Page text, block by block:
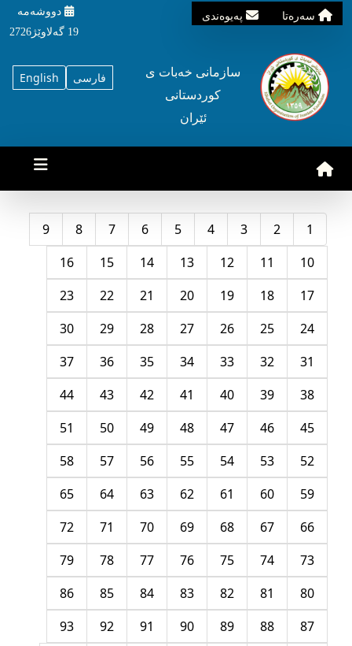
سه‌ره‌تا په‌یوه‌ندی
دووشه‌مه‌‌
19 گه‌لاوێژ2726
English فارسی
سازمانی خه‌بات ی
کوردستانی
ئێران
1
2
3
4
5
6
7
8
9
10
11
12
13
14
15
16
17
18
19
20
21
22
23
24
25
26
27
28
29
30
31
32
33
34
35
36
37
38
39
40
41
42
43
44
45
46
47
48
49
50
51
52
53
54
55
56
57
58
59
60
61
62
63
64
65
66
67
68
69
70
71
72
73
74
75
76
77
78
79
80
81
82
83
84
85
86
87
88
89
90
91
92
93